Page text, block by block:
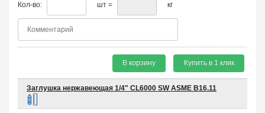
Кол-во: шт = кг
В корзину Купить в 1 клик
Заглушка нержавеющая 1/4" CL6000 SW ASME B16.11